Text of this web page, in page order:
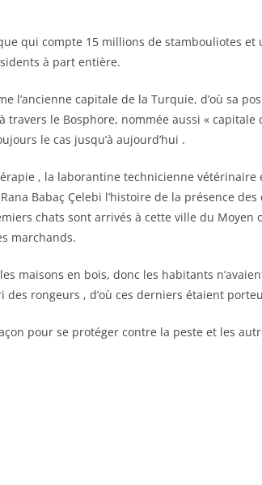
qui compte 15 millions de stambouliotes et
à part entière.
l’ancienne capitale de la Turquie, d’où sa
travers le Bosphore, nommée aussi «
le cas jusqu’à aujourd’hui .
, la laborantine technicienne vétérinaire
Babaç Çelebi l’histoire de la présence
chats sont arrivés à cette ville du Moyen
marchands.
maisons en bois, donc les habitants
rongeurs , d’où ces derniers étaient
pour se protéger contre la peste et les